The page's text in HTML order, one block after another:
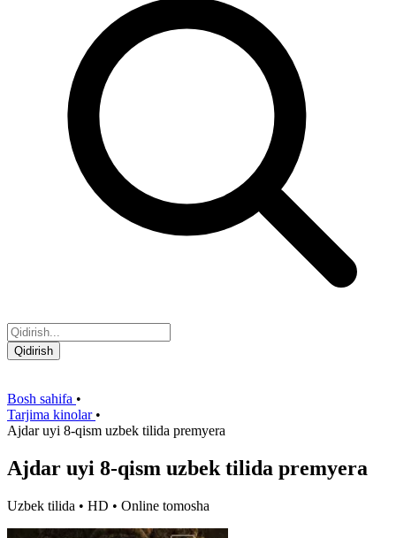
Qidirish
Bosh sahifa •
Tarjima kinolar •
Ajdar uyi 8-qism uzbek tilida premyera
Ajdar uyi 8-qism uzbek tilida premyera
Uzbek tilida • HD • Online tomosha